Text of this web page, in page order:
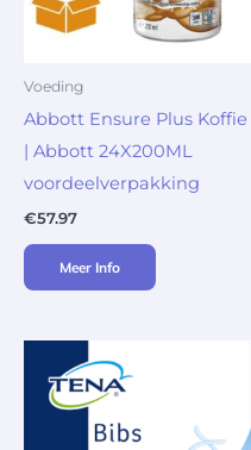
Voeding
Abbott Ensure Plus Koffie
| Abbott 24X200ML
voordeelverpakking
€57.97
Meer Info